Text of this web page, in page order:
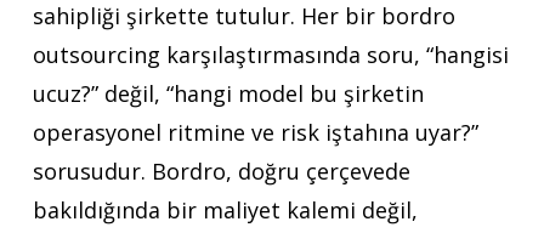
sahipliği şirkette tutulur. Her bir bordro
outsourcing karşılaştırmasında soru, “hangisi
ucuz?” değil, “hangi model bu şirketin
operasyonel ritmine ve risk iştahına uyar?”
sorusudur. Bordro, doğru çerçevede
bakıldığında bir maliyet kalemi değil,